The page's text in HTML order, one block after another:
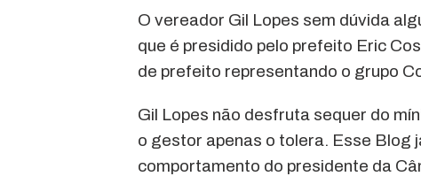
O vereador Gil Lopes sem dúvida
que é presidido pelo prefeito Eric
de prefeito representando o grupo
Gil Lopes não desfruta sequer do
o gestor apenas o tolera. Esse Blog
comportamento do presidente da